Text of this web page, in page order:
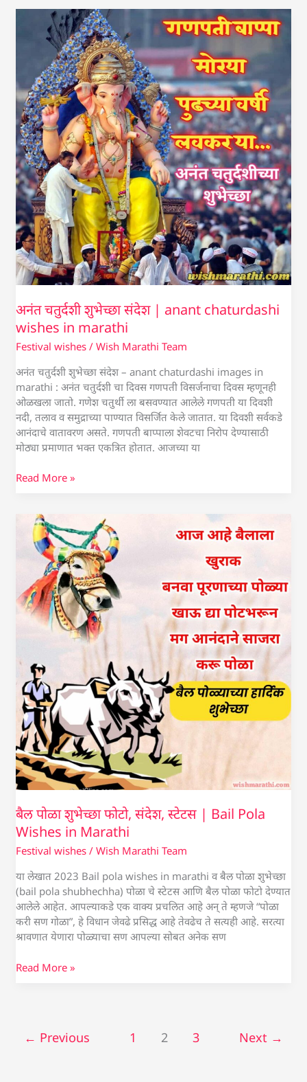
अनंत चतुर्दशी शुभेच्छा संदेश | anant chaturdashi
wishes in marathi
Festival wishes /Wish Marathi Team
अनंत चतुर्दशी शुभेच्छा संदेश – anant chaturdashi images in
marathi : अनंत चतुर्दशी चा दिवस गणपती विसर्जनाचा दिवस म्हणूनही
ओळखला जातो. गणेश चतुर्थी ला बसवण्यात आलेले गणपती या दिवशी
नदी, तलाव व समुद्राच्या पाण्यात विसर्जित केले जातात. या दिवशी सर्वकडे
आनंदाचे वातावरण असते. गणपती बाप्पाला शेवटचा निरोप देण्यासाठी
मोठ्या प्रमाणात भक्त एकत्रित होतात. आजच्या या
anant
chaturdashi
wishes
in
marathi
Read More »
बैल पोळा शुभेच्छा फोटो, संदेश, स्टेटस | Bail Pola
Wishes in Marathi
Festival wishes /Wish Marathi Team
या लेखात 2023 Bail pola wishes in marathi व बैल पोळा शुभेच्छा
(bail pola shubhechha) पोळा चे स्टेटस आणि बैल पोळा फोटो देण्यात
आलेले आहेत. आपल्याकडे एक वाक्य प्रचलित आहे अन् ते म्हणजे “पोळा
करी सण गोळा”, हे विधान जेवढे प्रसिद्ध आहे तेवढेच ते सत्यही आहे. सरत्या
श्रावणात येणारा पोळ्याचा सण आपल्या सोबत अनेक सण
पोळा
शुभेच्छा
संदेश,
स्टेटस
|
Marathi
Read More »
← Previous 1 2 3 Next →